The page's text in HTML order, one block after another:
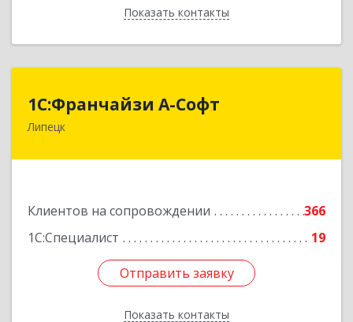
Показать контакты
Назад
1С:Франчайзи А-Софт
Липецк
Клиентов на сопровождении
366
1С:Специалист
19
Отправить заявку
Показать контакты
1С:Франчайзи А-Софт
398059, Липецкая обл, Липецк г, Фрунзе ул,
Отправить заявку
Назад